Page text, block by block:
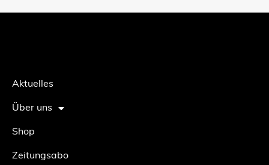
Aktuelles
Über uns
Shop
Zeitungsabo